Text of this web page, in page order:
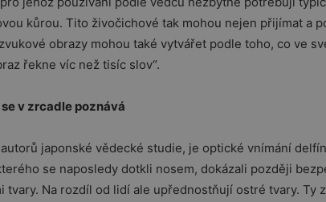
kůrou. Tito živočichové tak mohou nejen přijímat a
obrazy mohou také vytvářet podle toho, co ve
řekne víc než tisíc slov“.
v zrcadle poznává
japonské vědecké studie, je optické vnímání
se naposledy dotkli nosem, dokázali později
tvary. Na rozdíl od lidí ale upřednostňují ostré tvary. Ty